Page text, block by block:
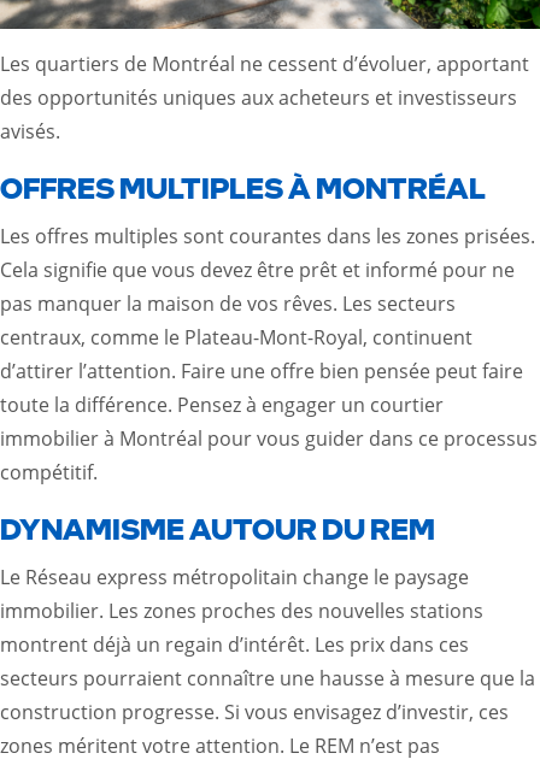
Les quartiers de Montréal ne cessent d’évoluer, apportant
des opportunités uniques aux acheteurs et investisseurs
avisés.
OFFRES MULTIPLES À MONTRÉAL
Les offres multiples sont courantes dans les zones prisées.
Cela signifie que vous devez être prêt et informé pour ne
pas manquer la maison de vos rêves. Les secteurs
centraux, comme le Plateau-Mont-Royal, continuent
d’attirer l’attention. Faire une offre bien pensée peut faire
toute la différence. Pensez à engager un courtier
immobilier à Montréal pour vous guider dans ce processus
compétitif.
DYNAMISME AUTOUR DU REM
Le Réseau express métropolitain change le paysage
immobilier. Les zones proches des nouvelles stations
montrent déjà un regain d’intérêt. Les prix dans ces
secteurs pourraient connaître une hausse à mesure que la
construction progresse. Si vous envisagez d’investir, ces
zones méritent votre attention. Le REM n’est pas